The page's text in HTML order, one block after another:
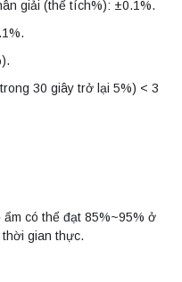
giải (thể tích%): ±0.1%.
30 giây trở lại 5%) < 3
có thể đạt 85%~95% ở
gian thực.